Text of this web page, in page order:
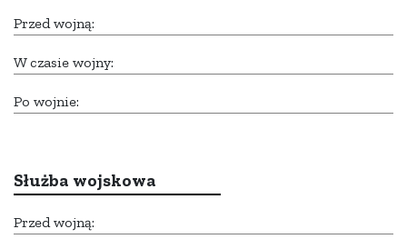
Przed wojną:
W czasie wojny:
Po wojnie:
Służba wojskowa
Przed wojną: